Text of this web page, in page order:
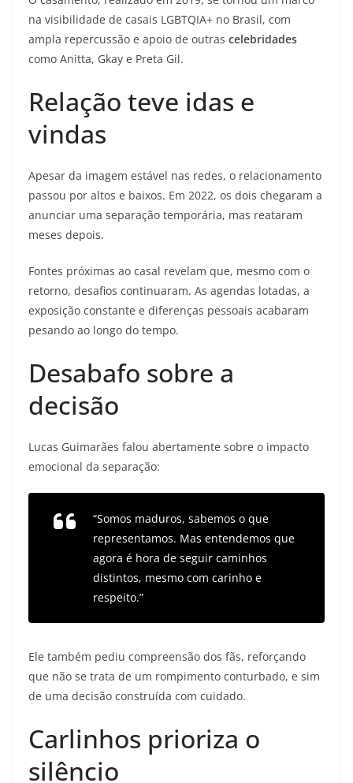
na visibilidade de casais LGBTQIA+ no Brasil, com
ampla repercussão e apoio de outras celebridades
como Anitta, Gkay e Preta Gil.
Relação teve idas e
vindas
Apesar da imagem estável nas redes, o relacionamento
passou por altos e baixos. Em 2022, os dois chegaram a
anunciar uma separação temporária, mas reataram
meses depois.
Fontes próximas ao casal revelam que, mesmo com o
retorno, desafios continuaram. As agendas lotadas, a
exposição constante e diferenças pessoais acabaram
pesando ao longo do tempo.
Desabafo sobre a
decisão
Lucas Guimarães falou abertamente sobre o impacto
emocional da separação:
“Somos maduros, sabemos o que
representamos. Mas entendemos que
agora é hora de seguir caminhos
distintos, mesmo com carinho e
respeito.”
Ele também pediu compreensão dos fãs, reforçando
que não se trata de um rompimento conturbado, e sim
de uma decisão construída com cuidado.
Carlinhos prioriza o
silêncio